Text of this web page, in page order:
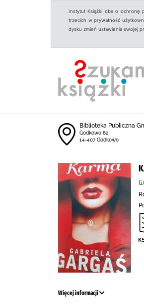
Instytut Książki dba o ochronę
trzecich w prywatność
dysku zmień ustawienia swojej
Biblioteka Publiczna
Godkowo 62
14-407 Godkowo
Więcej informacji